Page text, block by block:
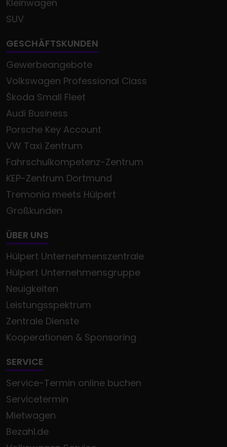
Kleinwagen
SUV
GESCHÄFTSKUNDEN
Gewerbeangebote
Volkswagen Professional Class
Škoda Small Fleet
Audi Business
Porsche Key Account
VW Taxi Zentrum
Fahrschulkompetenz-Zentrum
KEP-Zentrum Dortmund
Tremonia meets Hülpert
Großkunden
ÜBER UNS
Hülpert Unternehmenszentrale
Hülpert Unternehmensgruppe
Neuigkeiten
Leistungsspektrum
Zentrale Dienste
Kooperationen & Sponsoring
SERVICE
Service-Termin online buchen
Servicetermin
Mietwagen
Bezahl.de